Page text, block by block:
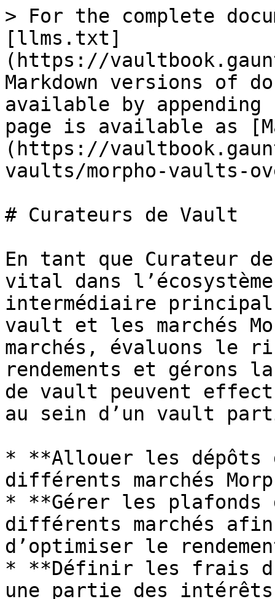
> For the complete
[llms.txt]
(https://
Markdown versions of
available by
page is available as
(https://
vaults/morpho-vaults-
# Curateurs de Vault
En tant que Curateur
vital dans l’écosystème
intermédiaire
vault et les marchés
marchés, évaluons le
rendements et gérons
de vault peuvent
au sein d’un vault
* **Allouer les
différents marchés
* **Gérer les plafonds
différents marchés
d’optimiser le
* **Définir les frais
une partie des intérêts